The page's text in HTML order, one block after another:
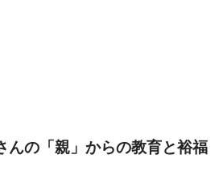
んの「親」からの教育と裕福